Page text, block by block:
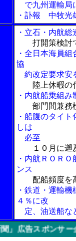
で九州運輸局
・訃報 中牧光
・立石・内航
打開策検討
・全日本海員
協
約改定要求安
陸上休暇の
・内航船乗組
部門間兼務
・船腹のタイ
しは
必至
１０月に
・内航ＲＯＲ
ンス
配船頻度を
・鉄道・運輸
４％に改
定、油送船な
サー企業